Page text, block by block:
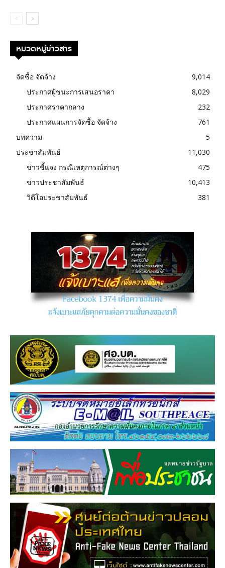
หมวดหมู่ข่าวสาร
จัดซื้อ จัดจ้าง
9,014
ประกาศผู้ชนะการเสนอราคา
8,029
ประกาศราคากลาง
232
ประกาศแผนการจัดซื้อ จัดจ้าง
761
บทความ
5
ประชาสัมพันธ์
11,030
ข่าวชี้แจง กรณีเหตุการณ์ต่างๆ
475
ข่าวประชาสัมพันธ์
10,413
วิดีโอประชาสัมพันธ์
381